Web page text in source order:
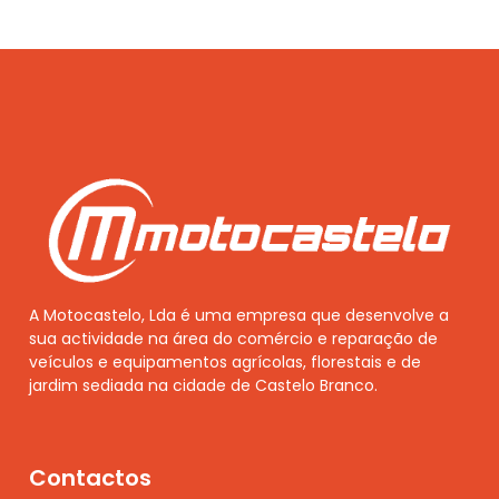
A Motocastelo, Lda é uma empresa que desenvolve a
sua actividade na área do comércio e reparação de
veículos e equipamentos agrícolas, florestais e de
jardim sediada na cidade de Castelo Branco.
Contactos